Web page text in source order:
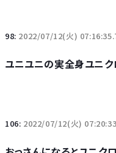
98: 2022/07/12(火)
ユニユニの実全身ユニ
106: 2022/07/12(火)